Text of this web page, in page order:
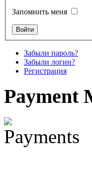
Snake Didgeridoo
designed
€790.00
€711.00
Вы экономите: €79.00
Запомнить меня
Забыли пароль?
Забыли логин?
Регистрация
Payment